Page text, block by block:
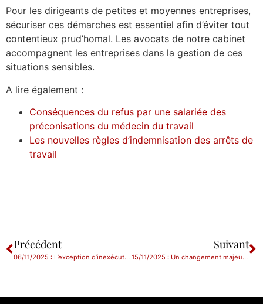
Pour les dirigeants de petites et moyennes entreprises,
sécuriser ces démarches est essentiel afin d’éviter tout
contentieux prud’homal. Les avocats de notre cabinet
accompagnent les entreprises dans la gestion de ces
situations sensibles.
A lire également :
Conséquences du refus par une salariée des
préconisations du médecin du travail
Les nouvelles règles d’indemnisation des arrêts de
travail
Précédent
06/11/2025 : L’exception d’inexécution en matière contractuelle : comment ça marche ?
Suivant
15/11/2025 : Un changement majeur en droit social : fin de la limitation des mandats au CSE